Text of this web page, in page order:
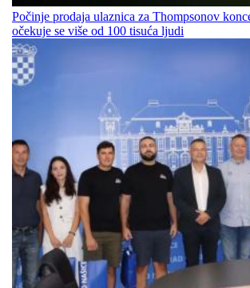
Počinje prodaja ulaznica za Thompsonov
očekuje se više od 100 tisuća ljudi